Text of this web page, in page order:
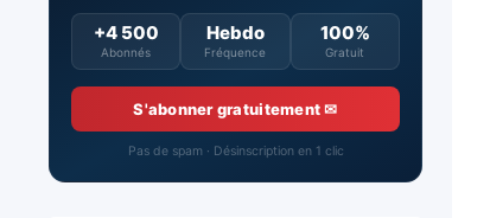
+4 500
Abonnés
Hebdo
Fréquence
100%
Gratuit
S'abonner gratuitement ✉
Pas de spam · Désinscription en 1 clic